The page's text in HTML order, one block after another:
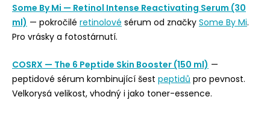
Some By Mi — Retinol Intense Reactivating Serum (30
ml) — pokročilé retinolové sérum od značky Some By Mi.
Pro vrásky a fotostárnutí.
COSRX — The 6 Peptide Skin Booster (150 ml) —
peptidové sérum kombinující šest peptidů pro pevnost.
Velkorysá velikost, vhodný i jako toner-essence.